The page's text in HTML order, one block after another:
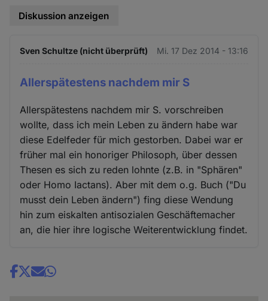
Diskussion anzeigen
Sven Schultze (nicht überprüft) Mi. 17 Dez 2014 - 13:16
Allerspätestens nachdem mir S
Allerspätestens nachdem mir S. vorschreiben
wollte, dass ich mein Leben zu ändern habe war
diese Edelfeder für mich gestorben. Dabei war er
früher mal ein honoriger Philosoph, über dessen
Thesen es sich zu reden lohnte (z.B. in "Sphären"
oder Homo Iactans). Aber mit dem o.g. Buch ("Du
musst dein Leben ändern") fing diese Wendung
hin zum eiskalten antisozialen Geschäftemacher
an, die hier ihre logische Weiterentwicklung findet.
Share